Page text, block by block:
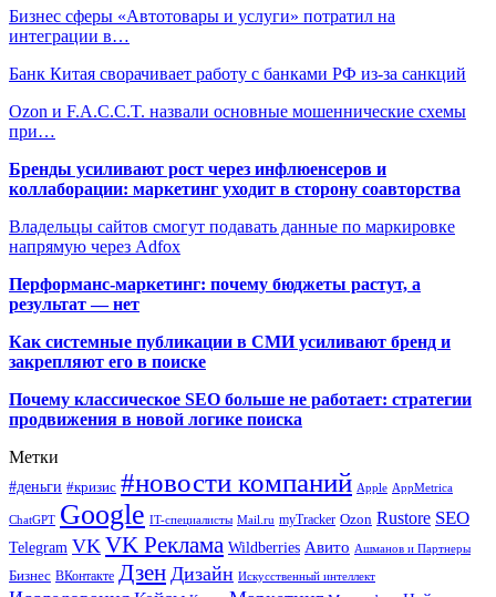
Бизнес сферы «Автотовары и услуги» потратил на
интеграции в…
Банк Китая сворачивает работу с банками РФ из-за санкций
Ozon и F.A.C.C.T. назвали основные мошеннические схемы
при…
Бренды усиливают рост через инфлюенсеров и
коллаборации: маркетинг уходит в сторону соавторства
Владельцы сайтов смогут подавать данные по маркировке
напрямую через Adfox
Перформанс-маркетинг: почему бюджеты растут, а
результат — нет
Как системные публикации в СМИ усиливают бренд и
закрепляют его в поиске
Почему классическое SEO больше не работает: стратегии
продвижения в новой логике поиска
Метки
#деньги #кризис #новости компаний Apple AppMetrica
ChatGPT Google IT-специалисты Mail.ru myTracker Ozon Rustore SEO
Telegram VK VK Реклама Wildberries Авито Ашманов и Партнеры
Бизнес ВКонтакте Дзен Дизайн Искусственный интеллект